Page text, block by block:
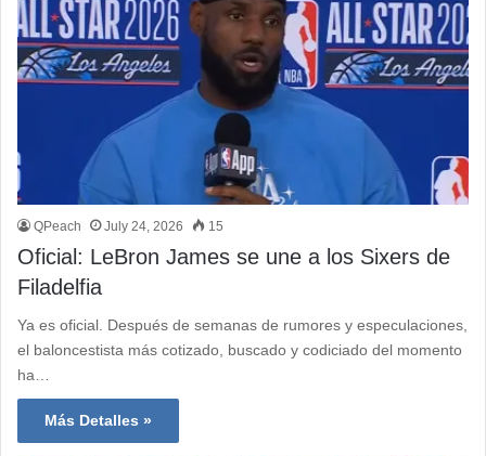
QPeach July 24, 2026 15
Oficial: LeBron James se une a los Sixers de
Filadelfia
Ya es oficial. Después de semanas de rumores y especulaciones,
el baloncestista más cotizado, buscado y codiciado del momento
ha…
Más Detalles »